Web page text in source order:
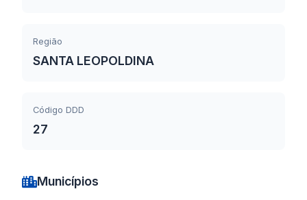
Região
SANTA LEOPOLDINA
Código DDD
27
Municípios